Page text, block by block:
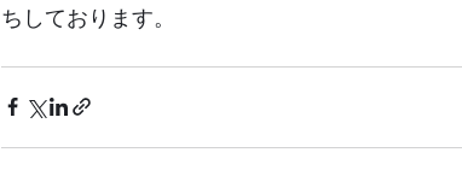
ちしております。